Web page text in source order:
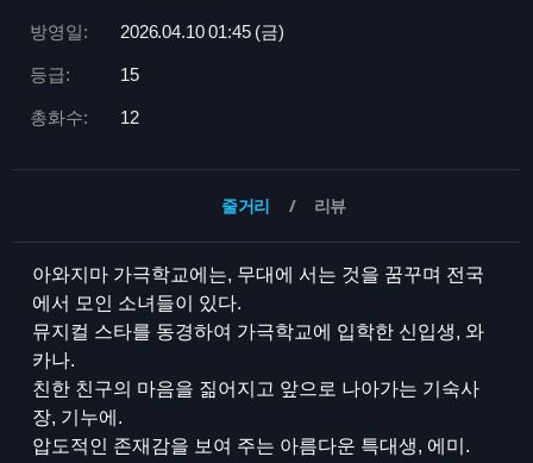
방영일: 2026.04.10 01:45 (금)
등급: 15
총화수: 12
줄거리 리뷰
아와지마 가극학교에는, 무대에 서는 것을 꿈꾸며 전국
에서 모인 소녀들이 있다.
뮤지컬 스타를 동경하여 가극학교에 입학한 신입생, 와
카나.
친한 친구의 마음을 짊어지고 앞으로 나아가는 기숙사
장, 기누에.
압도적인 존재감을 보여 주는 아름다운 특대생, 에미.